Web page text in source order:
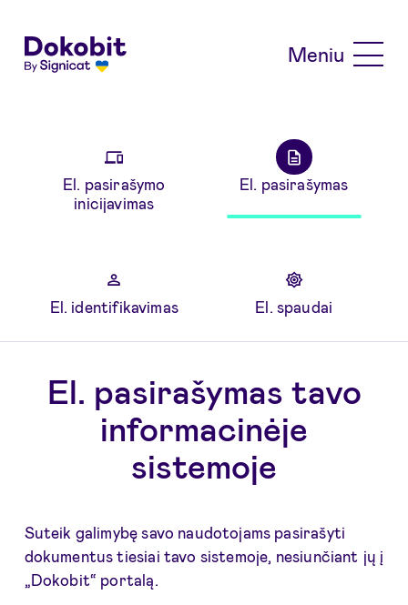
Meniu
El. pasirašymo
inicijavimas
El. pasirašymas
El. identifikavimas El. spaudai
El. pasirašymas tavo
informacinėje
sistemoje
Suteik galimybę savo naudotojams pasirašyti
dokumentus tiesiai tavo sistemoje, nesiunčiant jų į
„Dokobit“ portalą.